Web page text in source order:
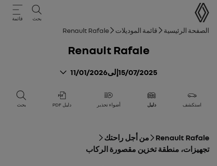
دليل المستخدم
بحث قائمة
مسار التنقل
الصفحة الرئيسية قائمة الموديلات Renault Rafale
Renault Rafale
15/07/2025إلى11/01/2026
استكشف دليل أضواء تحذير دليل PDF بحث
Renault Rafale
من أجل راحتك
تجهيزات، منطقة تخزين مقصورة الركاب